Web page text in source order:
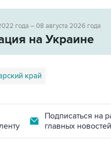
года – 08 августа 2026 года
на Украине
край
Подписаться на
главных